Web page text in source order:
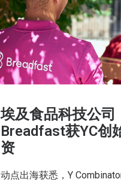
埃及食品科技公司
Breadfast获YC创
资
动点出海获悉，Y